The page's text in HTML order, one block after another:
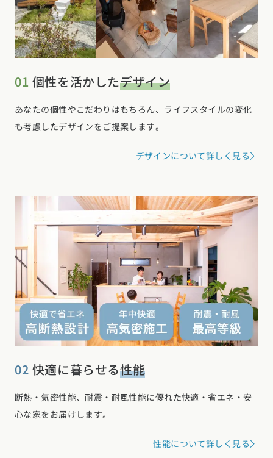
01 個性を活かしたデザイン
あなたの個性やこだわりはもちろん、ライフスタイルの変化
も考慮したデザインをご提案します。
デザインについて詳しく見る
02 快適に暮らせる性能
断熱・気密性能、耐震・耐風性能に優れた快適・省エネ・安
心な家をお届けします。
性能について詳しく見る